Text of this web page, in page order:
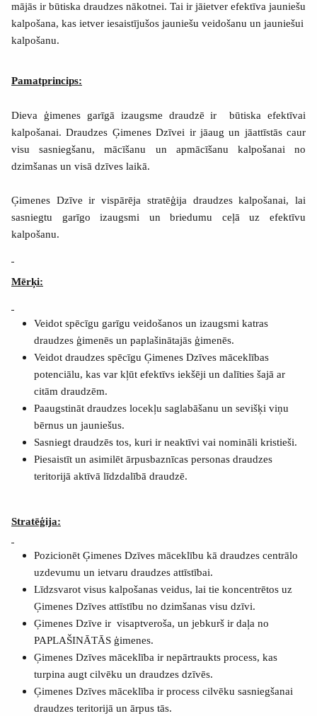
mājās ir būtiska draudzes nākotnei. Tai ir jāietver efektīva jauniešu
kalpošana, kas ietver iesaistījušos jauniešu veidošanu un jauniešui
kalpošanu.
Pamatprincips:
Dieva ģimenes garīgā izaugsme draudzē ir
būtiska efektīvai
kalpošanai. Draudzes Ģimenes Dzīvei ir jāaug un jāattīstās caur
visu sasniegšanu, mācīšanu un apmācīšanu kalpošanai no
dzimšanas un visā dzīves laikā.
Ģimenes Dzīve ir vispārēja stratēģija draudzes kalpošanai, lai
sasniegtu garīgo izaugsmi un briedumu ceļā uz efektīvu
kalpošanu.
Mērķi:
Veidot spēcīgu garīgu veidošanos un izaugsmi katras
draudzes ģimenēs un paplašinātajās ģimenēs.
Veidot draudzes spēcīgu Ģimenes Dzīves māceklības
potenciālu, kas var kļūt efektīvs iekšēji un dalīties šajā ar
citām draudzēm.
Paaugstināt draudzes locekļu saglabāšanu un sevišķi viņu
bērnus un jauniešus.
Sasniegt draudzēs tos, kuri ir neaktīvi vai nomināli kristieši.
Piesaistīt un asimilēt ārpusbaznīcas personas draudzes
teritorijā aktīvā līdzdalībā draudzē.
Stratēģija:
Pozicionēt Ģimenes Dzīves māceklību kā draudzes centrālo
uzdevumu un ietvaru draudzes attīstībai.
Līdzsvarot visus kalpošanas veidus, lai tie koncentrētos uz
Ģimenes Dzīves attīstību no dzimšanas visu dzīvi.
Ģimenes Dzīve ir visaptveroša, un jebkurš ir daļa no
PAPLAŠINĀTĀS ģimenes.
Ģimenes Dzīves māceklība ir nepārtraukts process, kas
turpina augt cilvēku un draudzes dzīvēs.
Ģimenes Dzīves māceklība ir process cilvēku sasniegšanai
draudzes teritorijā un ārpus tās.